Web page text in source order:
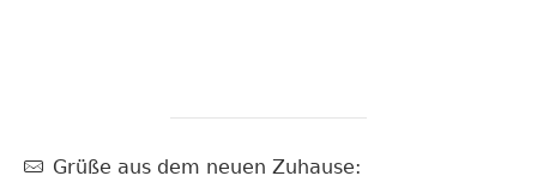
Grüße aus dem neuen Zuhause: